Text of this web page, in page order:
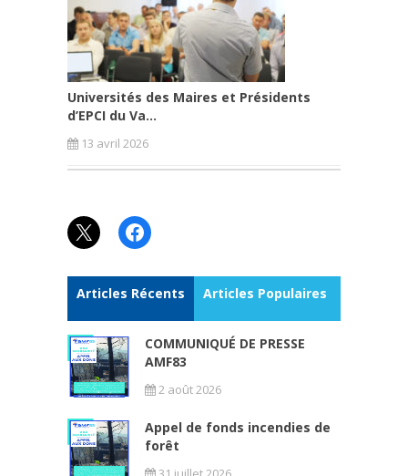
Universités des Maires et Présidents
d’EPCI du Va...
13 avril 2026
X Facebook
Articles Récents Articles Populaires
COMMUNIQUÉ DE PRESSE
AMF83
2 août 2026
Appel de fonds incendies de
forêt